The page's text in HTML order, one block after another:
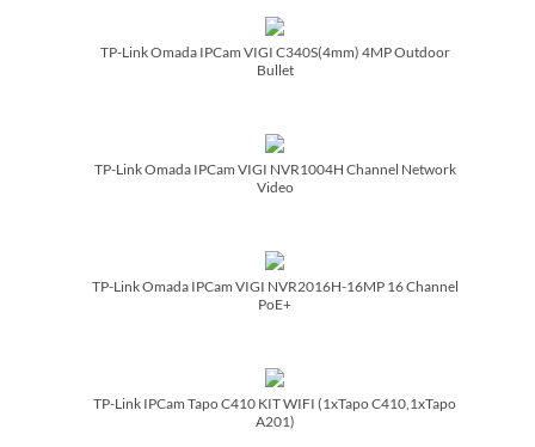
TP-Link Omada IPCam VIGI C340S(4mm) 4MP Outdoor
Bullet
TP-Link Omada IPCam VIGI NVR1004H Channel Network
Video
TP-Link Omada IPCam VIGI NVR2016H-16MP 16 Channel
PoE+
TP-Link IPCam Tapo C410 KIT WIFI (1xTapo C410,1xTapo
A201)